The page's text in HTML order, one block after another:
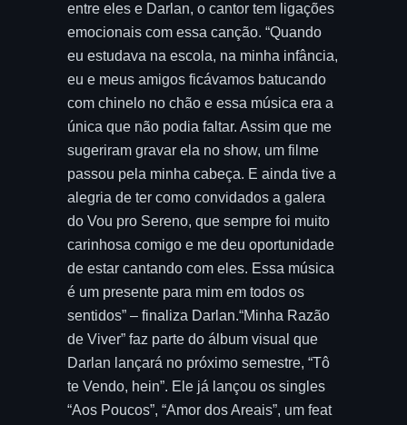
entre eles e Darlan, o cantor tem ligações
emocionais com essa canção. “Quando
eu estudava na escola, na minha infância,
eu e meus amigos ficávamos batucando
com chinelo no chão e essa música era a
única que não podia faltar. Assim que me
sugeriram gravar ela no show, um filme
passou pela minha cabeça. E ainda tive a
alegria de ter como convidados a galera
do Vou pro Sereno, que sempre foi muito
carinhosa comigo e me deu oportunidade
de estar cantando com eles. Essa música
é um presente para mim em todos os
sentidos” – finaliza Darlan.“Minha Razão
de Viver” faz parte do álbum visual que
Darlan lançará no próximo semestre, “Tô
te Vendo, hein”. Ele já lançou os singles
“Aos Poucos”, “Amor dos Areais”, um feat